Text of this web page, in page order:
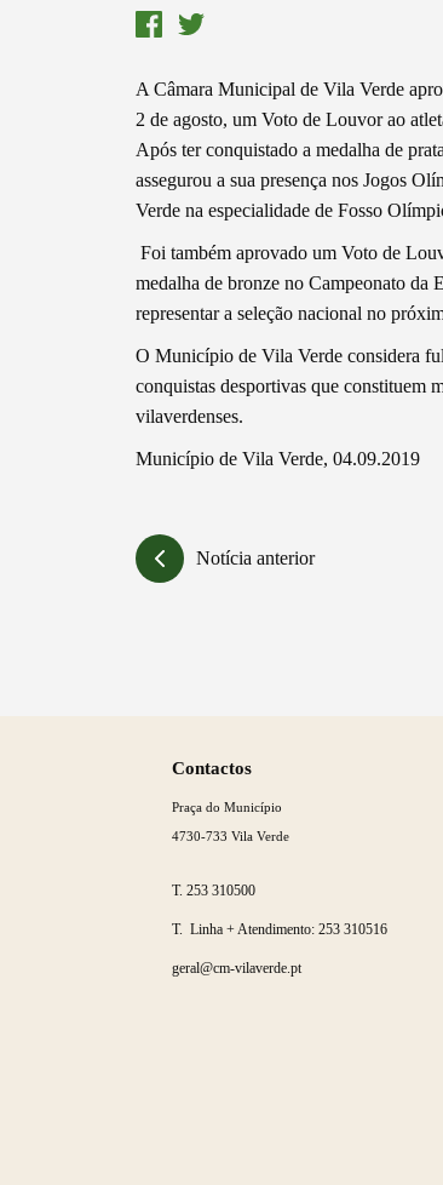
Categorias gerais
Filtros
A Câmara Municipal de Vila Verde
2 de agosto, um Voto de Louvor ao
Após ter conquistado a medalha de
assegurou a sua presença nos Jogos
Verde na especialidade de Fosso
Foi também aprovado um Voto de
medalha de bronze no Campeonato da
representar a seleção nacional no
O Município de Vila Verde considera
conquistas desportivas que constituem
vilaverdenses.
Município de Vila Verde, 04.09.2019
Notícia anterior
Contactos
Praça do Município
4730-733 Vila Verde
T. 253 310500
T. Linha + Atendimento: 253 310516
geral@cm-vilaverde.pt